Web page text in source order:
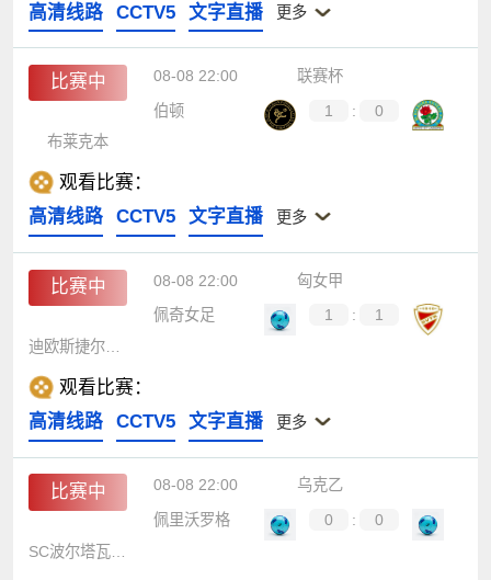
高清线路
CCTV5 文字直播 更多
比赛中 08-08 22:00
联赛杯
伯顿
1 :
0
布莱克本
观看比赛：
高清线路
CCTV5 文字直播 更多
比赛中 08-08 22:00
匈女甲
佩奇女足
1 :
1
观看比赛：
高清线路
CCTV5 文字直播 更多
比赛中 08-08 22:00
乌克乙
佩里沃罗格
0 :
0